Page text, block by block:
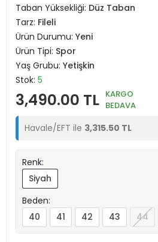
Taban Yüksekliği: Düz Taban
Tarz: Fileli
Ürün Durumu: Yeni
Ürün Tipi: Spor
Yaş Grubu: Yetişkin
Stok: 5
3,490.00 TL KARGO
BEDAVA
Havale/EFT ile 3,315.50 TL
Renk:
Siyah
Beden:
40
41 42 43 44